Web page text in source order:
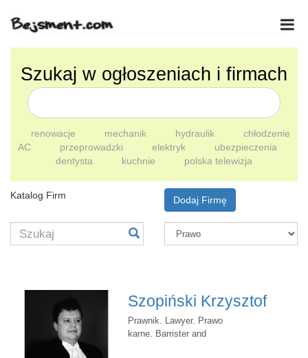
Szukaj w ogłoszeniach i firmach
renowacje mechanik hydraulik
chłodzenie
AC
przeprowadzki elektryk
ubezpieczenia
dentysta
kuchnie polska telewizja
Katalog Firm Dodaj Firmę
Szopiński Krzysztof
Prawnik. Lawyer. Prawo
karne. Barrister and